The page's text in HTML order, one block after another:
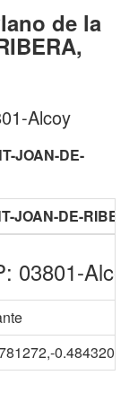
de la
Alcoy
JOAN-DE-
JOAN-DE-
03801-
0.4843202